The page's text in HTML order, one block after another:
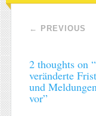
Post
← PREVIOUS
2 thoughts on “
veränderte
und
vor”